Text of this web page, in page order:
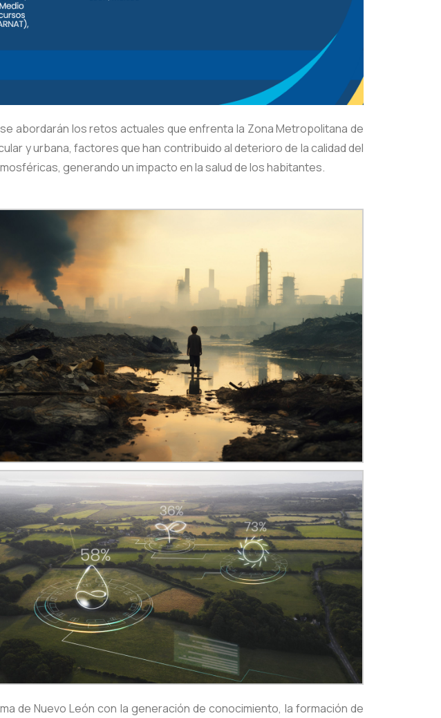
abordarán los retos actuales que enfrenta la Zona Metropolitana de
y urbana, factores que han contribuido al deterioro de la calidad del
generando un impacto en la salud de los habitantes.
de Nuevo León con la generación de conocimiento, la formación de